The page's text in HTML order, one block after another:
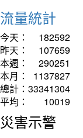
流量統計
今天：
182592
昨天：
107659
本週：
290251
本月：
1137827
總計： 33341304
平均：
10019
災害示警